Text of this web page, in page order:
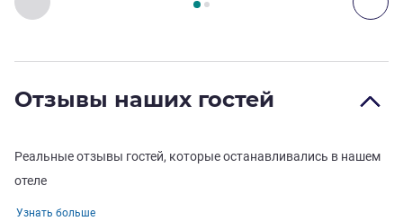
Отзывы наших гостей
Реальные отзывы гостей, которые останавливались в нашем
отеле
Узнать больше